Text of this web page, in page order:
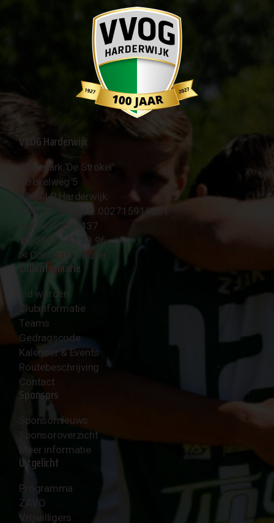
VVOG Harderwijk
Sportpark 'De Strokel'
Strokelweg 5
3847 LR Harderwijk
BTW Nummer NL 002715910B01
KvK Nr 40094437
☎︎ 0341 - 41 28 96
✉︎ Contactformulier
Clubinformatie
Lid worden
Clubinformatie
Teams
Gedragscode
Kalender & Events
Routebeschrijving
Contact
Sponsors
Sponsornieuws
Sponsoroverzicht
Meer informatie
Uitgelicht
Programma
ZAVO
Vrijwilligers